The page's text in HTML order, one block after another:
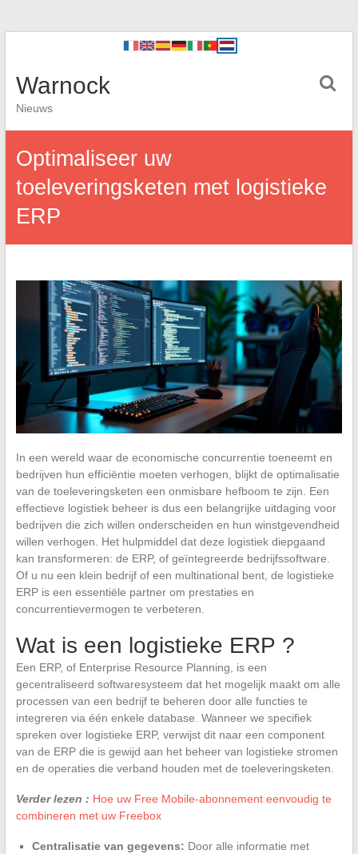
Warnock
Nieuws
Optimaliseer uw
toeleveringsketen met logistieke
ERP
In een wereld waar de economische concurrentie toeneemt en
bedrijven hun efficiëntie moeten verhogen, blijkt de optimalisatie
van de toeleveringsketen een onmisbare hefboom te zijn. Een
effectieve logistiek beheer is dus een belangrijke uitdaging voor
bedrijven die zich willen onderscheiden en hun winstgevendheid
willen verhogen. Het hulpmiddel dat deze logistiek diepgaand
kan transformeren: de ERP, of geïntegreerde bedrijfssoftware.
Of u nu een klein bedrijf of een multinational bent, de logistieke
ERP is een essentiële partner om prestaties en
concurrentievermogen te verbeteren.
Wat is een logistieke ERP ?
Een ERP, of Enterprise Resource Planning, is een
gecentraliseerd softwaresysteem dat het mogelijk maakt om alle
processen van een bedrijf te beheren door alle functies te
integreren via één enkele database. Wanneer we specifiek
spreken over logistieke ERP, verwijst dit naar een component
van de ERP die is gewijd aan het beheer van logistieke stromen
en de operaties die verband houden met de toeleveringsketen.
Verder lezen : Hoe uw Free Mobile-abonnement eenvoudig te
combineren met uw Freebox
Centralisatie van gegevens: Door alle informatie met